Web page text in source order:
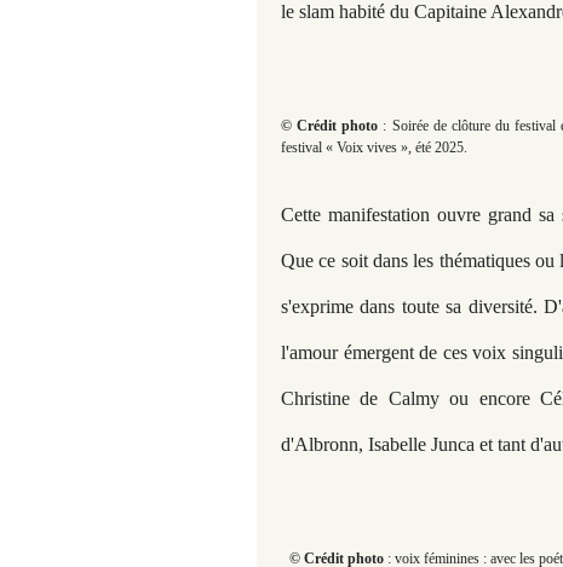
le slam habité du Capitaine
© Crédit photo : Soirée de clôture du
festival « Voix vives », été 2025.
Cette manifestation ouvre grand sa
Que ce soit dans les thématiques
s'exprime dans toute sa diversité.
l'amour émergent de ces voix
Christine de Calmy ou encore
d'Albronn, Isabelle Junca et tant
© Crédit photo : voix féminines : avec les